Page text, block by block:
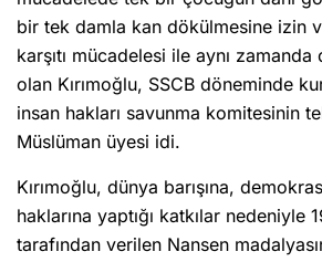
bir tek damla kan dökülmesine izin
karşıtı mücadelesi ile aynı
olan Kırımoğlu, SSCB döneminde
insan hakları savunma komitesinin
Müslüman üyesi idi.
Kırımoğlu, dünya barışına,
haklarına yaptığı katkılar nedeniyle
tarafından verilen Nansen